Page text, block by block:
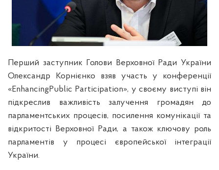
Перший заступник Голови Верховної Ради України
Олександр Корнієнко взяв участь у конференції
«EnhancingPublic Participation», у своєму виступі він
підкреслив важливість залучення громадян до
парламентських процесів, посилення комунікації та
відкритості Верховної Ради, а також ключову роль
парламентів у процесі європейської інтеграції
України.